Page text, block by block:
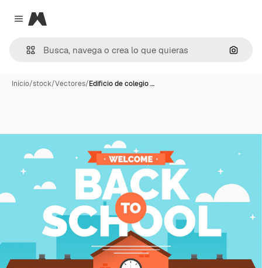
Close menu
Magnific
Inicio/stock/Vectores/Edificio de colegio …